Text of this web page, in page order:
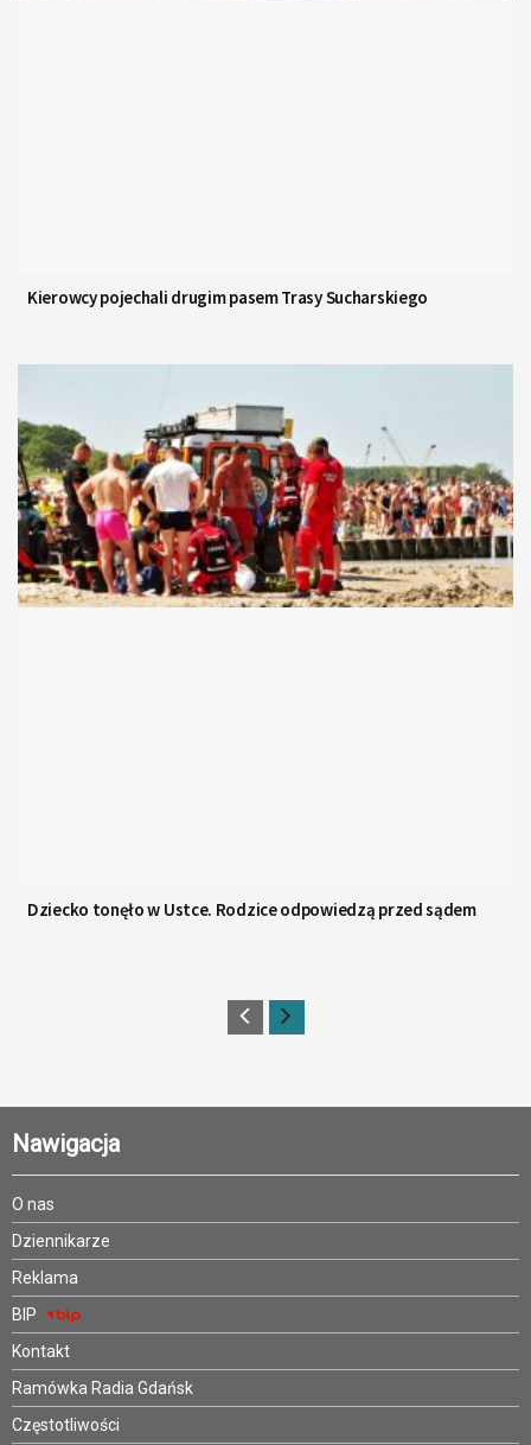
Kierowcy pojechali drugim pasem Trasy Sucharskiego
Dziecko tonęło w Ustce. Rodzice odpowiedzą przed sądem
Nawigacja
O nas
Dziennikarze
Reklama
BIP
Kontakt
Ramówka Radia Gdańsk
Częstotliwości